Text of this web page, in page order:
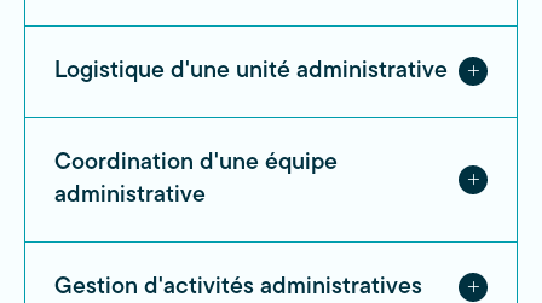
Logistique d'une unité administrative
Coordination d'une équipe
administrative
Gestion d'activités administratives